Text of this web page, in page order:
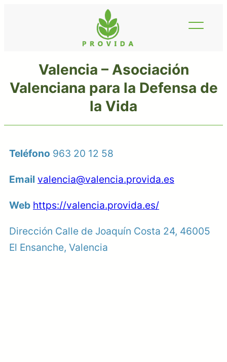
Valencia – Asociación
Valenciana para la Defensa de
la Vida
Teléfono 963 20 12 58
Email valencia@valencia.provida.es
Web https://valencia.provida.es/
Dirección Calle de Joaquín Costa 24, 46005
El Ensanche, Valencia